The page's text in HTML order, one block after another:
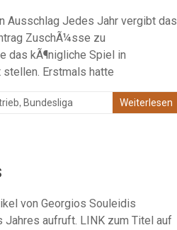
Ausschlag Jedes Jahr vergibt das
ZuschÃ¼sse zu
das kÃ¶nigliche Spiel in
Erstmals hatte
, Bundesliga Weiterlesen
von Georgios Souleidis
Jahres aufruft. LINK zum Titel auf